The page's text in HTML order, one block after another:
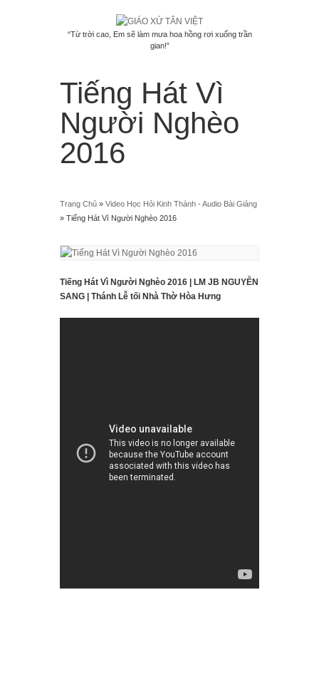
“Từ trời cao, Em sẽ làm mưa hoa hồng rơi xuống trần
gian!”
Menu
Tiếng Hát Vì
Người Nghèo
2016
Trang Chủ » Video Học Hỏi Kinh Thánh - Audio Bài Giảng
» Tiếng Hát Vì Người Nghèo 2016
Tiếng Hát Vì Người Nghèo 2016 | LM JB NGUYỄN
SANG | Thánh Lễ tối Nhà Thờ Hòa Hưng